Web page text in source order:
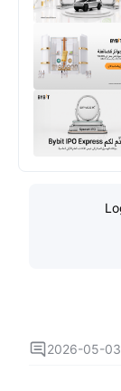
2026-